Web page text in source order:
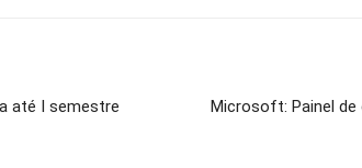
até I semestre
Microsoft: Painel